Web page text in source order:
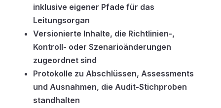
inklusive eigener Pfade für das
Leitungsorgan
Versionierte Inhalte, die Richtlinien-,
Kontroll- oder Szenarioänderungen
zugeordnet sind
Protokolle zu Abschlüssen, Assessments
und Ausnahmen, die Audit-Stichproben
standhalten